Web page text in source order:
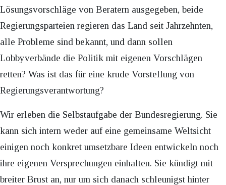
Lösungsvorschläge von Beratern ausgegeben, beide
Regierungsparteien regieren das Land seit Jahrzehnten,
alle Probleme sind bekannt, und dann sollen
Lobbyverbände die Politik mit eigenen Vorschlägen
retten? Was ist das für eine krude Vorstellung von
Regierungsverantwortung?
Wir erleben die Selbstaufgabe der Bundesregierung. Sie
kann sich intern weder auf eine gemeinsame Weltsicht
einigen noch konkret umsetzbare Ideen entwickeln noch
ihre eigenen Versprechungen einhalten. Sie kündigt mit
breiter Brust an, nur um sich danach schleunigst hinter